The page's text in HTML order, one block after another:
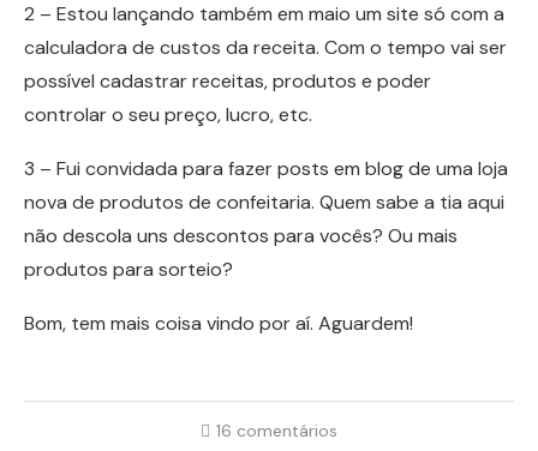
2 – Estou lançando também em maio um site só com a
calculadora de custos da receita. Com o tempo vai ser
possível cadastrar receitas, produtos e poder
controlar o seu preço, lucro, etc.
3 – Fui convidada para fazer posts em blog de uma loja
nova de produtos de confeitaria. Quem sabe a tia aqui
não descola uns descontos para vocês? Ou mais
produtos para sorteio?
Bom, tem mais coisa vindo por aí. Aguardem!
16 comentários